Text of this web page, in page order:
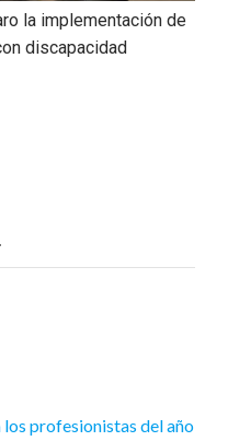
la implementación de
discapacidad
los profesionistas del año